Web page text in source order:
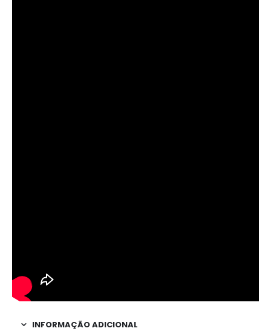
INFORMAÇÃO ADICIONAL